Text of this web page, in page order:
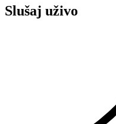
Slušaj uživo